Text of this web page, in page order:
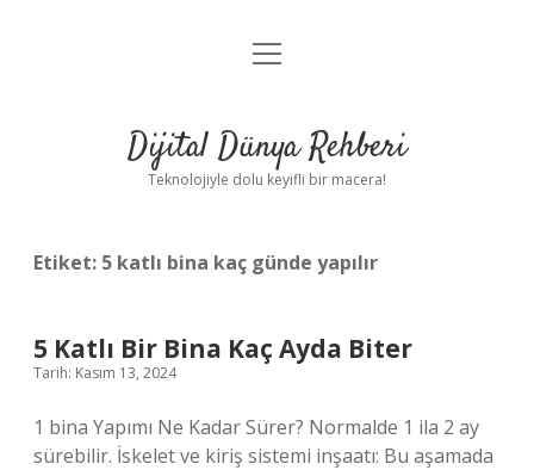
Anasayfa
Yasal Uyarı
menüyü
Dijital Dünya Rehberi
Teknolojiyle dolu keyifli bir macera!
Etiket: 5 katlı bina kaç günde yapılır
5 Katlı Bir Bina Kaç Ayda Biter
Tarih: Kasım 13, 2024
1 bina Yapımı Ne Kadar Sürer? Normalde 1 ila 2 ay
sürebilir. İskelet ve kiriş sistemi inşaatı: Bu aşamada